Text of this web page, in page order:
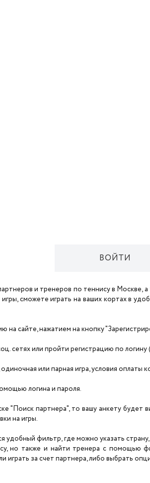
ВОЙТИ
и тренеров по теннису в Москве,
сможете играть на ваших кортах в
сайте, нажатием на кнопку
сетях или пройти регистрацию по
или парная игра, условия оплаты
логина и пароля.
"Поиск партнера", то вашу анкету
на игры.
фильтр, где можно указать
но также и найти тренера с помощью
за счет партнера, либо выбрать